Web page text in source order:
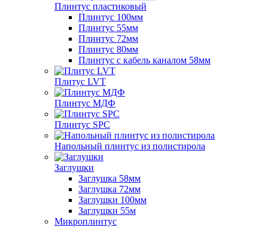
Плинтус пластиковый
Плинтус 100мм
Плинтус 55мм
Плинтус 72мм
Плинтус 80мм
Плинтус с кабель каналом 58мм
Плитус LVT
Плинтус МДФ
Плинтус SPC
Напольный плинтус из полистирола
Заглушки
Заглушка 58мм
Заглушка 72мм
Заглушки 100мм
Заглушки 55м
Микроплинтус